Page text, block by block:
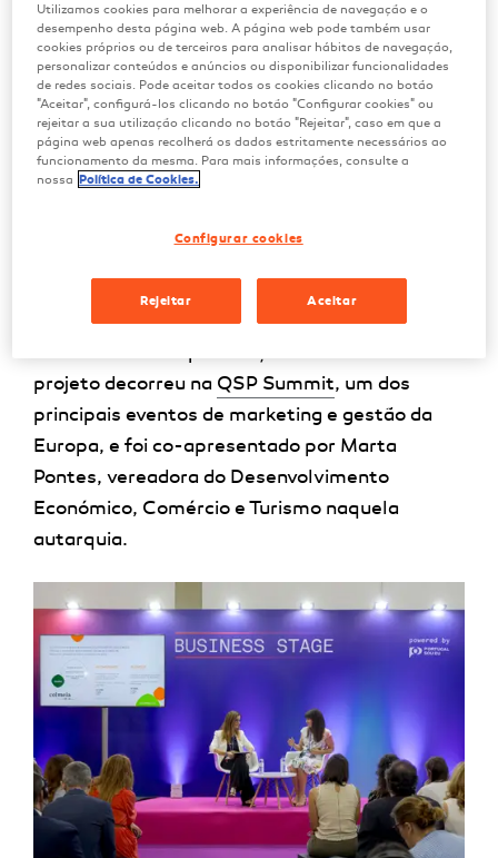
principais desafios da Colmeia. O novo
programa de inovação colaborativa na
comunidade, no valor de 500 mil euros, quer
impulsionar o empreendedorismo e a transição
energética, reunindo talento, startups e toda a
comunidade em torno de soluções
já com muitos anos”, frisou Ana Casaca, Head
projeto decorreu na QSP Summit, um dos
principais eventos de marketing e gestão da
Europa, e foi co-apresentado por Marta
Pontes, vereadora do Desenvolvimento
Económico, Comércio e Turismo naquela
autarquia.
Utilizamos cookies para melhorar a experiência de navegação e o
desempenho desta página web. A página web pode também usar
cookies próprios ou de terceiros para analisar hábitos de navegação,
personalizar conteúdos e anúncios ou disponibilizar funcionalidades
de redes sociais. Pode aceitar todos os cookies clicando no botão
"Aceitar", configurá-los clicando no botão "Configurar cookies" ou
rejeitar a sua utilização clicando no botão "Rejeitar", caso em que a
página web apenas recolherá os dados estritamente necessários ao
funcionamento da mesma. Para mais informações, consulte a
nossa Política de Cookies.
Configurar cookies
Rejeitar Aceitar